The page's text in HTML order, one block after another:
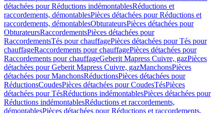
détachées pour Réductions indémontablesRéductions et
raccordements, démontablesPièces détachées pour Réductions et
raccordements, démontablesObturateursPièces détachées pour
ObturateursRaccordementsPièces détachées pour
RaccordementsTés pour chauffagePièces détachées pour Tés pour
chauffageRaccordements pour chauffagePièces détachées pour
Raccordements pour chauffageGeberit Mapress Cuivre, gazPièces
détachées pour Geberit Mapress Cuivre, gazManchonsPièces
détachées pour ManchonsRéductionsPièces détachées pour
RéductionsCoudesPièces détachées pour CoudesTésPièces
détachées pour TésRéductions indémontablesPièces détachées pour
Réductions indémontablesRéductions et raccordements,
démontablesPièces détachées pour Réductions et raccordements,